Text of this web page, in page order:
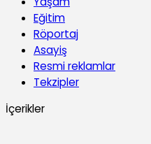
Eğitim
Röportaj
Asayiş
Resmi reklamlar
Tekzipler
İçerikler